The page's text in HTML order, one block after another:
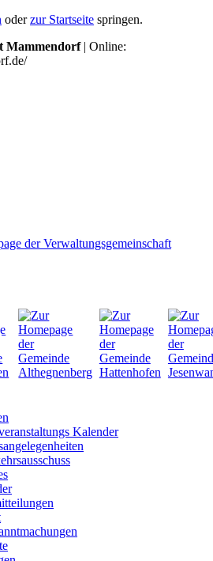
oderzur Startseite springen.
Mammendorf| Online:
Kalender